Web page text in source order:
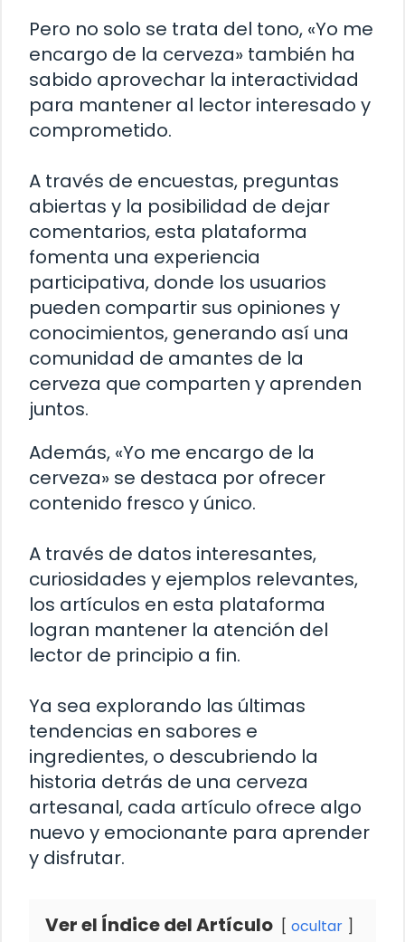
Pero no solo se trata del tono, «Yo me
encargo de la cerveza» también ha
sabido aprovechar la interactividad
para mantener al lector interesado y
comprometido.
A través de encuestas, preguntas
abiertas y la posibilidad de dejar
comentarios, esta plataforma
fomenta una experiencia
participativa, donde los usuarios
pueden compartir sus opiniones y
conocimientos, generando así una
comunidad de amantes de la
cerveza que comparten y aprenden
juntos.
Además, «Yo me encargo de la
cerveza» se destaca por ofrecer
contenido fresco y único.
A través de datos interesantes,
curiosidades y ejemplos relevantes,
los artículos en esta plataforma
logran mantener la atención del
lector de principio a fin.
Ya sea explorando las últimas
tendencias en sabores e
ingredientes, o descubriendo la
historia detrás de una cerveza
artesanal, cada artículo ofrece algo
nuevo y emocionante para aprender
y disfrutar.
Ver el Índice del Artículo ocultar